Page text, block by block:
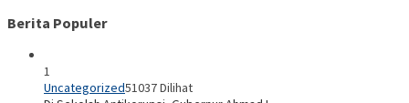
Berita Populer
1
Uncategorized51037 Dilihat